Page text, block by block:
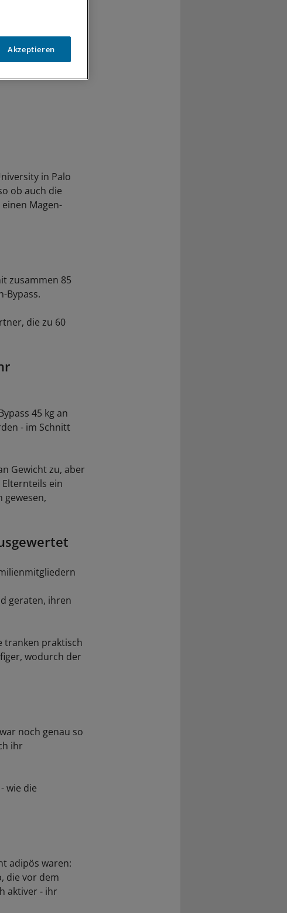
in Palo
ob auch die
Magen-
zusammen 85
Bypass.
die zu 60
45 kg an
- im Schnitt
Gewicht zu, aber
ein
gewesen,
geraten, ihren
tranken praktisch
wodurch der
noch genau so
ihr
wie die
adipös waren:
die vor dem
aktiver - ihr
Akzeptieren